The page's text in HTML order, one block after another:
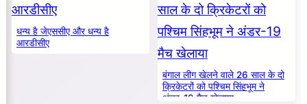
धन्य है जेएससीए और धन्य है
आरडीसीए
बंगाल लीग खेलने वाले 26 साल के दो
क्रिकेटरों को पश्चिम सिंहभूम ने
अंडर-19 मैच खेलाया